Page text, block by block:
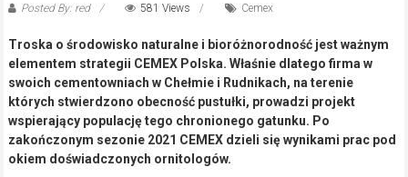
Posted By: red 581 Views Cemex
Troska o środowisko naturalne i bioróżnorodność jest ważnym
elementem strategii CEMEX Polska. Właśnie dlatego firma w
swoich cementowniach w Chełmie i Rudnikach, na terenie
których stwierdzono obecność pustułki, prowadzi projekt
wspierający populację tego chronionego gatunku. Po
zakończonym sezonie 2021 CEMEX dzieli się wynikami prac pod
okiem doświadczonych ornitologów.